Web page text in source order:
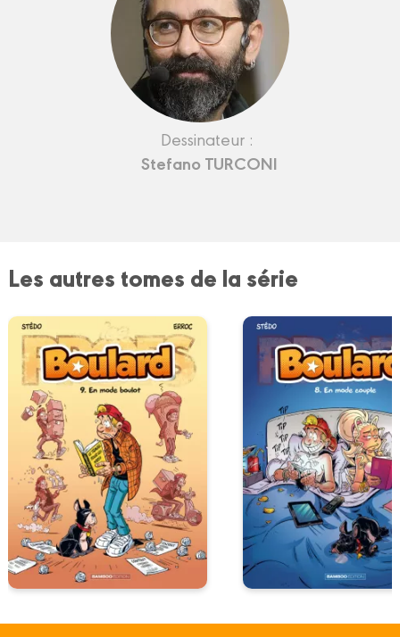
Dessinateur :
Stefano TURCONI
Les autres tomes de la série